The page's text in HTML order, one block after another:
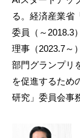
る。経済産業省
委員（～2018.3
理事（2023.7～
部門グランプリ
を促進するため
研究」委員会事